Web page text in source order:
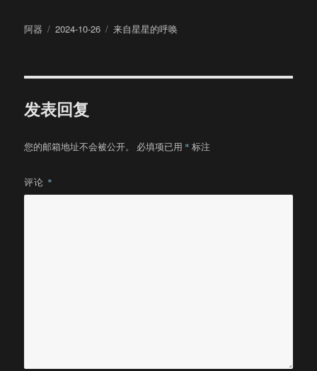
作
阿器
发
2024-10-26
分
来自星星的呼唤
发表回复
您的邮箱地址不会被公开。 必填项已用 * 标注
评论 *